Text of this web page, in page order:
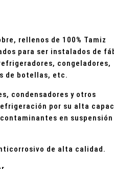
rellenos de 100% Tamiz
para ser instalados de
congeladores,
de botellas, etc.
condensadores y otros
por su alta
en suspensión
de alta calidad.